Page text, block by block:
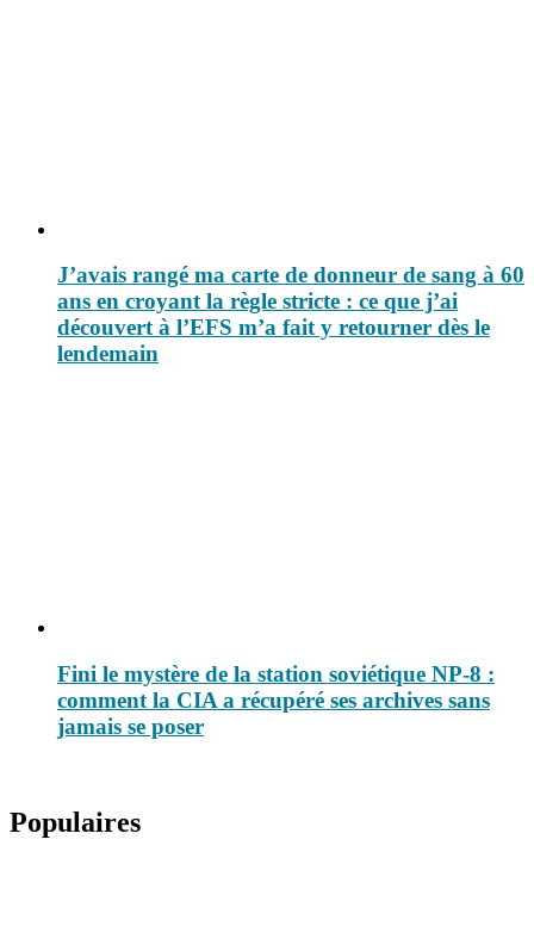
J’avais rangé ma carte de donneur de sang à 60
ans en croyant la règle stricte : ce que j’ai
découvert à l’EFS m’a fait y retourner dès le
lendemain
Fini le mystère de la station soviétique NP-8 :
comment la CIA a récupéré ses archives sans
jamais se poser
Populaires